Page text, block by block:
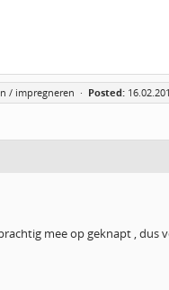
/ impregneren · Posted:
mee op geknapt , dus